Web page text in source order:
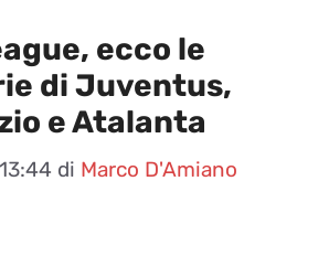
ecco le
di Juventus,
e Atalanta
di Marco D'Amiano